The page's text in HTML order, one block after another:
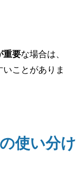
重要な場合は、
ことがありま
の使い分け